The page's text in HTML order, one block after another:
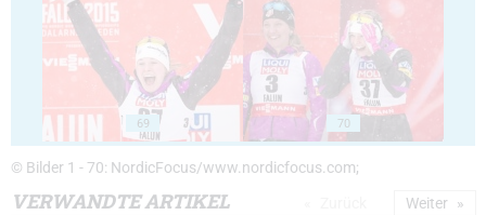
69 70
© Bilder 1 - 70: NordicFocus/www.nordicfocus.com;
VERWANDTE ARTIKEL Weiter